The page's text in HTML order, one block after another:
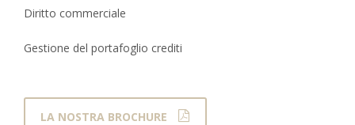
Diritto commerciale
Gestione del portafoglio crediti
LA NOSTRA BROCHURE